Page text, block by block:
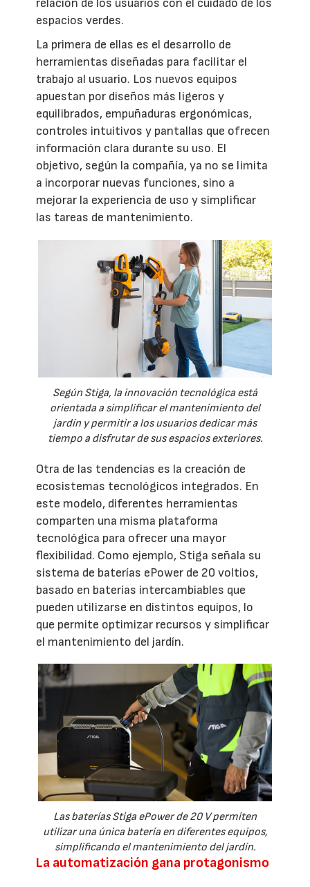
relación de los usuarios con el cuidado de los
espacios verdes.
La primera de ellas es el desarrollo de
herramientas diseñadas para facilitar el
trabajo al usuario. Los nuevos equipos
apuestan por diseños más ligeros y
equilibrados, empuñaduras ergonómicas,
controles intuitivos y pantallas que ofrecen
información clara durante su uso. El
objetivo, según la compañía, ya no se limita
a incorporar nuevas funciones, sino a
mejorar la experiencia de uso y simplificar
las tareas de mantenimiento.
Según Stiga, la innovación tecnológica está
orientada a simplificar el mantenimiento del
jardín y permitir a los usuarios dedicar más
tiempo a disfrutar de sus espacios exteriores.
Otra de las tendencias es la creación de
ecosistemas tecnológicos integrados. En
este modelo, diferentes herramientas
comparten una misma plataforma
tecnológica para ofrecer una mayor
flexibilidad. Como ejemplo, Stiga señala su
sistema de baterías ePower de 20 voltios,
basado en baterías intercambiables que
pueden utilizarse en distintos equipos, lo
que permite optimizar recursos y simplificar
el mantenimiento del jardín.
Las baterías Stiga ePower de 20 V permiten
utilizar una única batería en diferentes equipos,
simplificando el mantenimiento del jardín.
La automatización gana protagonismo